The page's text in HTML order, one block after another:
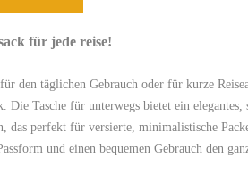
für jede reise!
den täglichen Gebrauch oder für kurze
Die Tasche für unterwegs bietet ein
das perfekt für versierte, minimalistische
und einen bequemen Gebrauch den